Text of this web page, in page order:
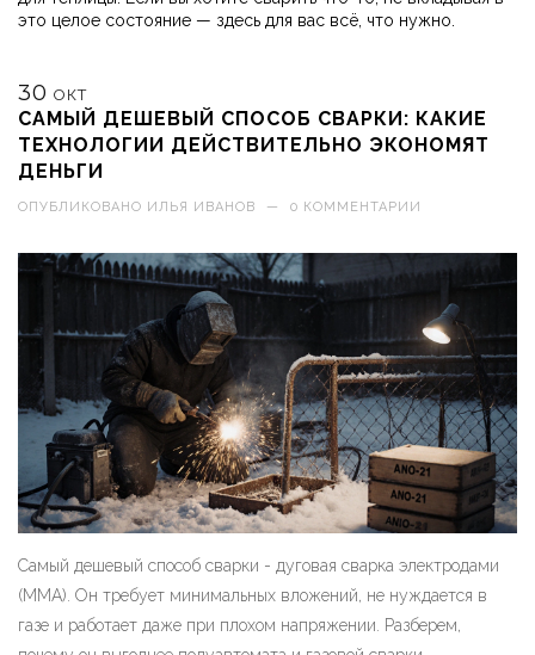
это целое состояние — здесь для вас всё, что нужно.
30 ОКТ
САМЫЙ ДЕШЕВЫЙ СПОСОБ СВАРКИ: КАКИЕ
ТЕХНОЛОГИИ ДЕЙСТВИТЕЛЬНО ЭКОНОМЯТ
ДЕНЬГИ
ОПУБЛИКОВАНО ИЛЬЯ ИВАНОВ — 0 КОММЕНТАРИИ
Самый дешевый способ сварки - дуговая сварка электродами
(ММА). Он требует минимальных вложений, не нуждается в
газе и работает даже при плохом напряжении. Разберем,